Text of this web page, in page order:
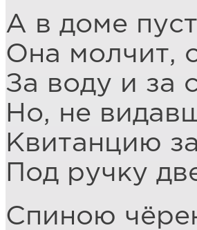
А в доме
Она молчит,
За воду и за
Но, не
Квитанцию
Под ручку
Спиною